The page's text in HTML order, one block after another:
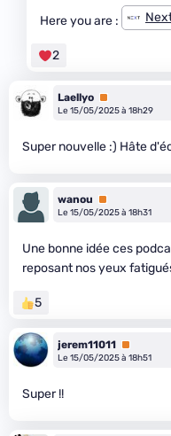
Here you are :
2
Laellyo Premium
Le 15/05/2025 à 18h29
Super nouvelle :) Hâte
wanou
Premium
Le 15/05/2025 à 18h31
Une bonne idée ces
reposant nos yeux
5
jerem11011 Premium
Le 15/05/2025 à 18h51
Super !!